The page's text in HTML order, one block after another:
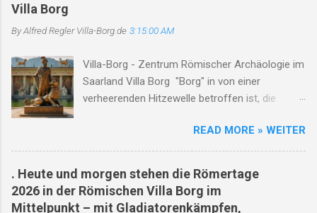
borg.de ) Staatliches Konservatoramt
Denkmalschutz in Kooperation mit der
Kulturstiftung bei Ausgrabungen &
Rekonstruktionen ( villa-borg.de ) Universitäten
Kooperation bei Experimenten & Publikationen
In der Villa-Borg-Dokumentation werden
Kooperationen mit Universitäten wie
Saarbrücken, Köln, Trier, Marburg, Utrecht
genannt. ( villa-borg.de ) ARCHEOglas /
Villa Borg
By Alfred ReglerVilla-Borg.de 3:15:00 AM
Villa-Borg - Zentrum Römischer Archäologie im
Saarland Villa Borg "Borg" in von einer
verheerenden Hitzewelle betroffen ist, die
Menschen vor Ort hat. Die extreme Hitze hat zu
mehreren Todesfällen geführt, insbesondere
unter Arbeitern, die während ihrer Arbeit
zusammengebrochen sind. Die Hitze hat auch
zu Waldbränden und nahezu ausgetrockneten
READ MORE » WEITER
. Heute und morgen stehen die Römertage
2026 in der Römischen Villa Borg im
Mittelpunkt – mit Gladiatorenkämpfen,